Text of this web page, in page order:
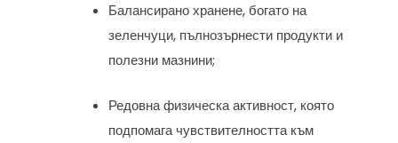
Балансирано хранене, богато на
зеленчуци, пълнозърнести продукти и
полезни мазнини;
Редовна физическа активност, която
подпомага чувствителността към